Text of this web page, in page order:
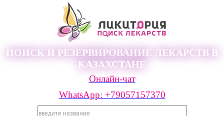
ПОИСК И РЕЗЕРВИРОВАНИЕ ЛЕКАРСТВ В
КАЗАХСТАНЕ
Онлайн-чат
WhatsApp: +79057157370